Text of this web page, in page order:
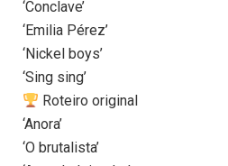
‘Conclave’
‘Emilia Pérez’
‘Nickel boys’
‘Sing sing’
Roteiro original
‘Anora’
‘O brutalista’